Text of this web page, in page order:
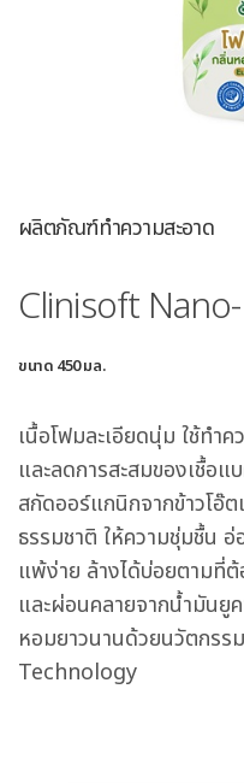
ผลิตภัณฑ์ทำความสะอาด
Clinisoft
ขนาด 450 มล.
เนื้อโฟมละเอียดนุ่ม ใช้ทำ
และลดการสะสมของเชื้อ
สกัดออร์แกนิกจากข้าวโอ๊ต
ธรรมชาติ ให้ความชุ่มชื้น
แพ้ง่าย ล้างได้บ่อยตามที่
และผ่อนคลายจากน้ำมันยู
หอมยาวนานด้วยนวัตกร
Technology